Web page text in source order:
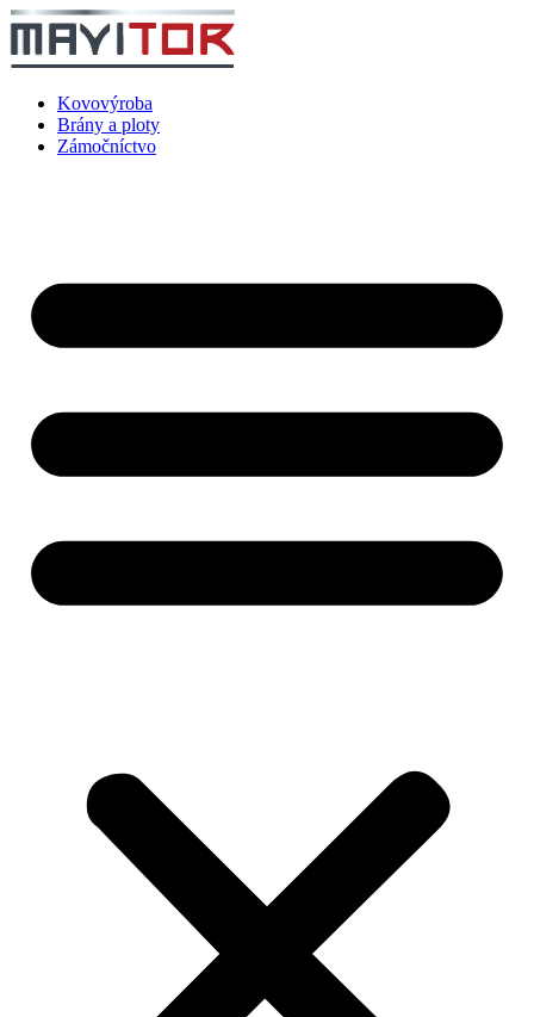
Preskočiť
obsah
Kovovýroba
Brány a ploty
Zámočníctvo